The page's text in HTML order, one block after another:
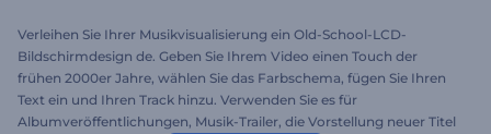
Verleihen Sie Ihrer Musikvisualisierung ein Old-School-LCD-
Bildschirmdesign de. Geben Sie Ihrem Video einen Touch der
frühen 2000er Jahre, wählen Sie das Farbschema, fügen Sie Ihren
Text ein und Ihren Track hinzu. Verwenden Sie es für
Albumveröffentlichungen, Musik-Trailer, die Vorstellung neuer Titel